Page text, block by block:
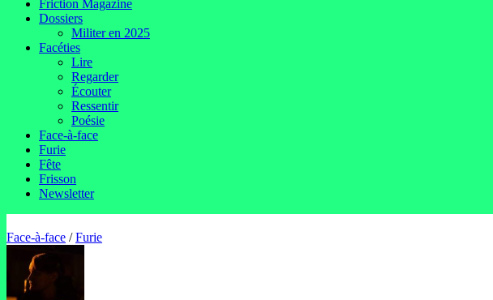
Friction Magazine
Dossiers
Militer en 2025
Facéties
Lire
Regarder
Écouter
Ressentir
Poésie
Face-à-face
Furie
Fête
Frisson
Newsletter
Face-à-face /Furie